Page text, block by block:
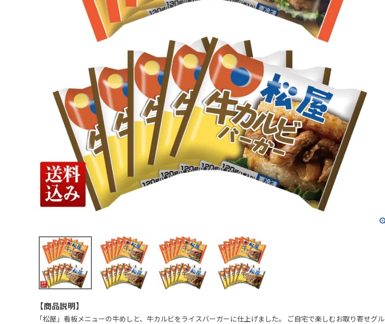
【商品説明】
「松屋」看板メニューの牛めしと、牛カルビをライスバーガーに仕上げました。 ご自宅で楽しむお取り寄せグル